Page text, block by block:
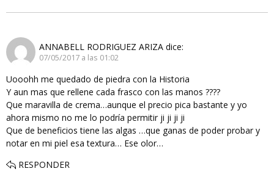
ANNABELL RODRIGUEZ ARIZA dice:
07/05/2017 a las 01:02
Uooohh me quedado de piedra con la Historia
Y aun mas que rellene cada frasco con las manos ????
Que maravilla de crema…aunque el precio pica bastante y yo
ahora mismo no me lo podría permitir ji ji ji ji
Que de beneficios tiene las algas …que ganas de poder probar y
notar en mi piel esa textura… Ese olor…
RESPONDER